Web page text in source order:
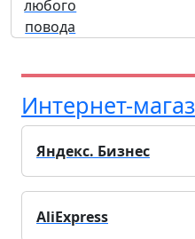
Интернет-
Яндекс. Бизнес
AliExpress